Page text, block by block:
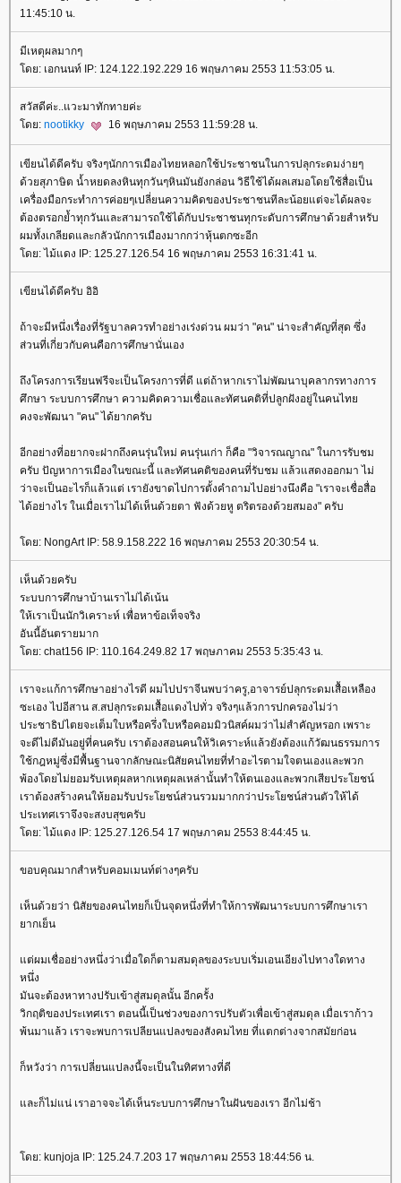
11:45:10 น.
มีเหตุผลมากๆ
ดย: เอกนนท์ IP: 124.122.192.229 16 พฤษภาคม 2553 11:53:05 น.
สวัสดีค่ะ..แวะมาทักทายค่ะ
ดย: nootikky 16 พฤษภาคม 2553 11:59:28 น.
เขียนได้ดีครับ จริงๆนักการเมืองไทยหลอกใช้ประชาชนในการปลุกระดมง่ายๆ
ด้วยสุภาษิต น้ำหยดลงหินทุกวันๆหินมันยังกล่อน วิธีใช้ได้ผลเสมอโดยใช้สื่อเป็น
เครื่องมือกระทำการค่อยๆเปลี่ยนความคิดของประชาชนทีละน้อยแต่จะได้ผลจะ
ต้องตรอกย้ำทุกวันและสามารถใช้ได้กับประชาชนทุกระดับการศึกษาด้วยสำหรับ
ผมทั้งเกลียดและกลัวนักการเมืองมากกว่าหุ้นตกซะอีก
ดย: ไม้แดง IP: 125.27.126.54 16 พฤษภาคม 2553 16:31:41 น.
เขียนได้ดีครับ อิอิ
ถ้าจะมีหนึ่งเรื่องที่รัฐบาลควรทำอย่างเร่งด่วน ผมว่า "คน" น่าจะสำคัญที่สุด ซึ่ง
ส่วนที่เกี่ยวกับคนคือการศึกษานั่นเอง
ถึงโครงการเรียนฟรีจะเป็นโครงการที่ดี แต่ถ้าหากเราไม่พัฒนาบุคลากรทางการ
ศึกษา ระบบการศึกษา ความคิดความเชื่อและทัศนคติที่ปลูกฝังอยู่ในคนไท
คงจะพัฒนา "คน" ได้ยากครับ
อีกอย่างที่อยากจะฝากถึงคนรุ่นใหม่ คนรุ่นเก่า ก็คือ "วิจารณญาณ" ในการรับชม
ครับ ปัญหาการเมืองในขณะนี้ และทัศนคติของคนที่รับชม แล้วแสดงออกมา ไม่
ว่าจะเป็นอะไรก็แล้วแต่ เรายังขาดไปการตั้งคำถามไปอย่างนึงคือ "เราจะเชื่อสื่อ
ได้อย่างไร ในเมื่อเราไม่ได้เห็นด้วยตา ฟังด้วยหู ตริตรองด้วยสมอง" ครับ
ดย: NongArt IP: 58.9.158.222 16 พฤษภาคม 2553 20:30:54 น.
เห็นด้วยครับ
ระบบการศึกษาบ้านเราไม่ได้เน้น
ห้เราเป็นนักวิเคราะห์ เพื่อหาข้อเท็จจริง
อันนี้อันตรายมาก
ดย: chat156 IP: 110.164.249.82 17 พฤษภาคม 2553 5:35:43 น.
เราจะแก้การศึกษาอย่างไรดี ผมไปปราจีนพบว่าครู,อาจารย์ปลุกระดมเสื้อเหลือง
ซะเอง ไปอีสาน ส.สปลุกระดมเสื้อแดงไปทั่ว จริงๆแล้วการปกครองไม่ว่า
ประชาธิปไตยจะเต็มใบหรือครึ่งใบหรือคอมมิวนิสค์ผมว่าไม่สำคัญหรอก เพราะ
จะดีไม่ดีมันอยู่ที่คนครับ เราต้องสอนคนให้วิเคราะห์แล้วยังต้องแก้วัฒนธรรมการ
ช้กฎหมู่ซึ่งมีพื้นฐานจากลักษณะนิสัยคนไทยที่ทำอะไรตามใจตนเองและพวก
พ้องโดยไม่ยอมรับเหตุผลหากเหตุผลเหล่านั้นทำให้ตนเองและพวกเสียประโยชน์
เราต้องสร้างคนให้ยอมรับประโยชน์ส่วนรวมมากกว่าประโยชน์ส่วนตัวให้ได้
ประเทศเราจึงจะสงบสุขครับ
ดย: ไม้แดง IP: 125.27.126.54 17 พฤษภาคม 2553 8:44:45 น.
ขอบคุณมากสำหรับคอมเมนท์ต่างๆครับ
เห็นด้วยว่า นิสัยของคนไทยก็เป็นจุดหนึ่งที่ทำให้การพัฒนาระบบการศึกษาเรา
ากเย็น
ต่ผมเชื่ออย่างหนึ่งว่าเมื่อใดก็ตามสมดุลของระบบเริ่มเอนเอียงไปทางใดทาง
หนึ่ง
มันจะต้องหาทางปรับเข้าสู่สมดุลนั้น อีกครั้ง
วิกฤติของประเทศเรา ตอนนี้เป็นช่วงของการปรับตัวเพื่อเข้าสู่สมดุล เมื่อเราก้าว
พ้นมาแล้ว เราจะพบการเปลียนแปลงของสังคมไทย ที่แตกต่างจากสมัยก่อน
ก็หวังว่า การเปลี่ยนแปลงนี้จะเป็นในทิศทางที่ดี
ละก็ไม่แน่ เราอาจจะได้เห็นระบบการศึกษาในฝันของเรา อีกไม่ช้า
ดย: kunjoja IP: 125.24.7.203 17 พฤษภาคม 2553 18:44:56 น.